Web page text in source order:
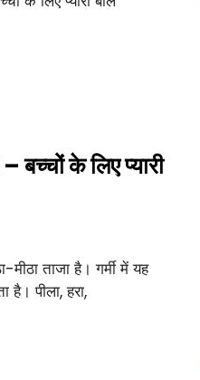
के लिए प्यारी
ताजा है। गर्मी में यह
पीला, हरा,